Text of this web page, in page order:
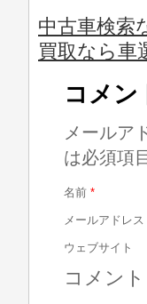
中古車検索
買取なら車
コメン
メールア
は必須項
名前 *
メールアドレス
ウェブサイト
コメント